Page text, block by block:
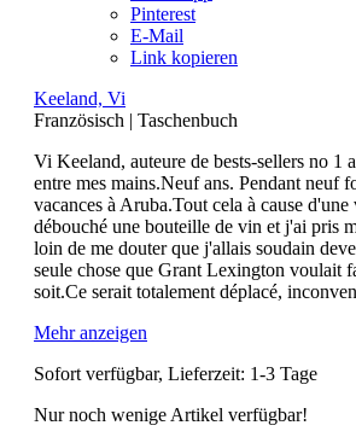
Pinterest
E-Mail
Link kopieren
Keeland, Vi
Französisch | Taschenbuch
Vi Keeland, auteure de bests-sellers no
entre mes mains.Neuf ans. Pendant neuf
vacances à Aruba.Tout cela à cause
débouché une bouteille de vin et j'ai pris
loin de me douter que j'allais soudain
seule chose que Grant Lexington voulait
soit.Ce serait totalement déplacé,
Mehr anzeigen
Sofort verfügbar, Lieferzeit: 1-3 Tage
Nur noch wenige Artikel verfügbar!